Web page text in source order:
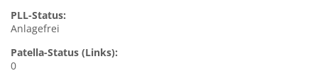
PLL-Status:
Anlagefrei
Patella-Status (Links):
0